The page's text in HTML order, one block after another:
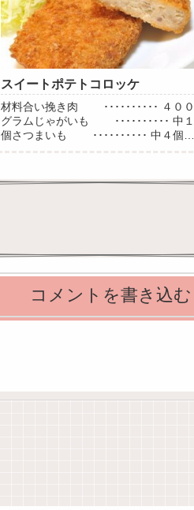
スイートポテトコロッケ
材料合い挽き肉 ･･････････ ４００
グラムじゃがいも ･･････････ 中１
個さつまいも ･･････････ 中４個玉
コメントを書き込む